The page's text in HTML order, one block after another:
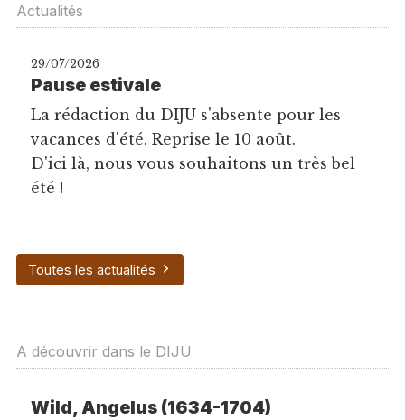
Actualités
29/07/2026
Pause estivale
La rédaction du DIJU s'absente pour les
vacances d'été. Reprise le 10 août.
D'ici là, nous vous souhaitons un très bel
été !
Toutes les actualités
A découvrir dans le DIJU
Wild, Angelus (1634-1704)